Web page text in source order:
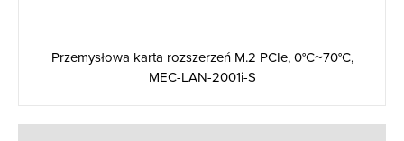
Przemysłowa karta rozszerzeń M.2 PCIe, 0°C~70°C,
MEC-LAN-2001i-S